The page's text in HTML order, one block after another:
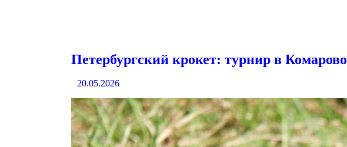
Петербургский крокет: турнир в Комарово
20.05.2026